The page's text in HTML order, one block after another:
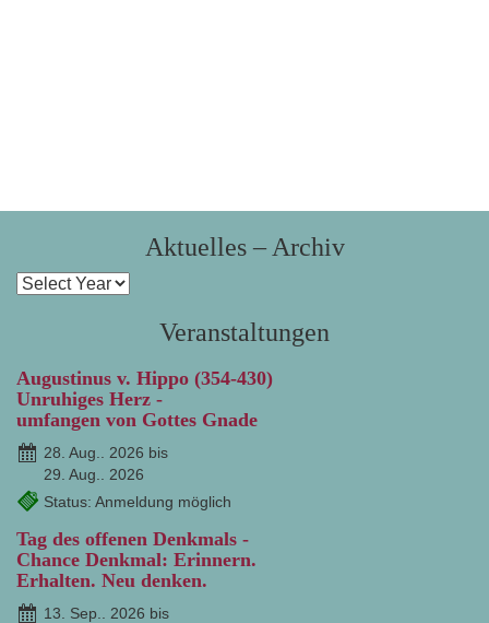
Aktuelles – Archiv
Veranstaltungen
Augustinus v. Hippo (354-430)
Unruhiges Herz -
umfangen von Gottes Gnade
28. Aug.. 2026 bis
29. Aug.. 2026
Status: Anmeldung möglich
Tag des offenen Denkmals -
Chance Denkmal: Erinnern.
Erhalten. Neu denken.
13. Sep.. 2026 bis